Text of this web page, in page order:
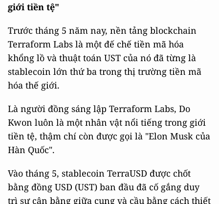
giới tiền tệ"
Trước tháng 5 năm nay, nền tảng blockchain
Terraform Labs là một đế chế tiền mã hóa
khổng lồ và thuật toán UST của nó đã từng là
stablecoin lớn thứ ba trong thị trường tiền mã
hóa thế giới.
Là người đồng sáng lập Terraform Labs, Do
Kwon luôn là một nhân vật nổi tiếng trong giới
tiền tệ, thậm chí còn được gọi là "Elon Musk của
Hàn Quốc".
Vào tháng 5, stablecoin TerraUSD được chốt
bằng đồng USD (UST) ban đầu đã cố gắng duy
trì sự cân bằng giữa cung và cầu bằng cách thiết